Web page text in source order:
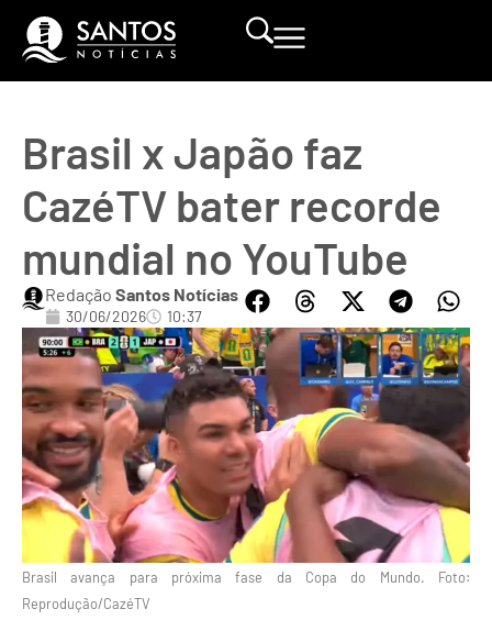
Brasil x Japão faz
CazéTV bater recorde
mundial no YouTube
Redação Santos Notícias
30/06/2026 10:37
Brasil avança para próxima fase da Copa do Mundo. Foto:
Reprodução/CazéTV